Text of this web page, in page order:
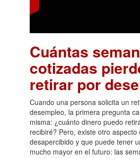
Cuántas
cotizadas
retirar por
Cuando una persona solicita un
desempleo, la primera pregunta
misma: ¿cuánto dinero puedo
recibiré? Pero, existe otro
desapercibido y que puede tener
mucho mayor en el futuro: las